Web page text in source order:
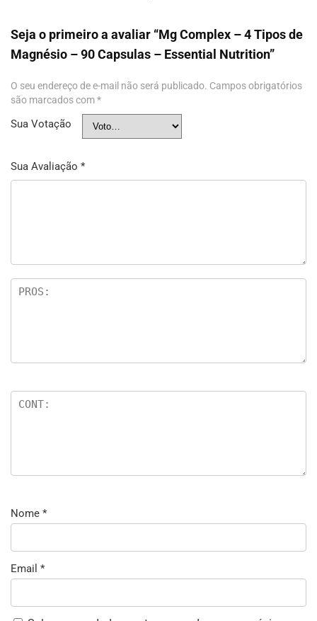
Seja o primeiro a avaliar “Mg Complex – 4 Tipos de
Magnésio – 90 Capsulas – Essential Nutrition”
O seu endereço de e-mail não será publicado. Campos obrigatórios
são marcados com*
Sua Votação
Sua Avaliação *
Nome *
Email *